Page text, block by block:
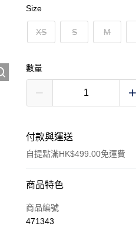
Size
XS S M
數量
付款與運送
自提點滿HK$499.00免運費
付款方式
信用卡
商品特色
商品編號
471343